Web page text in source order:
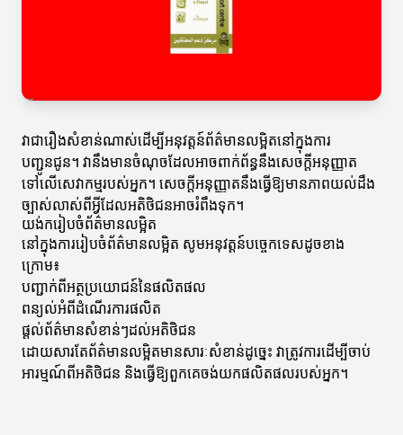
វាជារឿងសំខាន់ណាស់ដើម្បីអនុវត្តន៍ព័ត៌មានលម្អិតនៅក្នុងការ
បញ្ជូនជូន។ វានឹងមានចំណុចដែលអាចពាក់ព័ន្ធនឹងសេចក្ដីអនុញ្ញាត
ទៅលើសេវាកម្មរបស់អ្នក។ សេចក្ដីអនុញ្ញាតនឹងធ្វើឱ្យមានភាពយល់ដឹង
ច្បាស់លាស់ពីអ្វីដែលអតិថិជនអាចរំពឹងទុក។
យង់ករៀបចំព័ត៌មានលម្អិត
នៅក្នុងការរៀបចំព័ត៌មានលម្អិត សូមអនុវត្តន៍បច្ចេកទេសដូចខាង
ក្រោម៖
បញ្ជាក់ពីអត្ថប្រយោជន៍នៃផលិតផល
ពន្យល់អំពីដំណើរការផលិត
ផ្តល់ព័ត៌មានសំខាន់ៗដល់អតិថិជន
ដោយសារតែព័ត៌មានលម្អិតមានសារៈសំខាន់ដូច្នេះ វាត្រូវការដើម្បីចាប់
អារម្មណ៍ពីអតិថិជន និងធ្វើឱ្យពួកគេចង់យកផលិតផលរបស់អ្នក។